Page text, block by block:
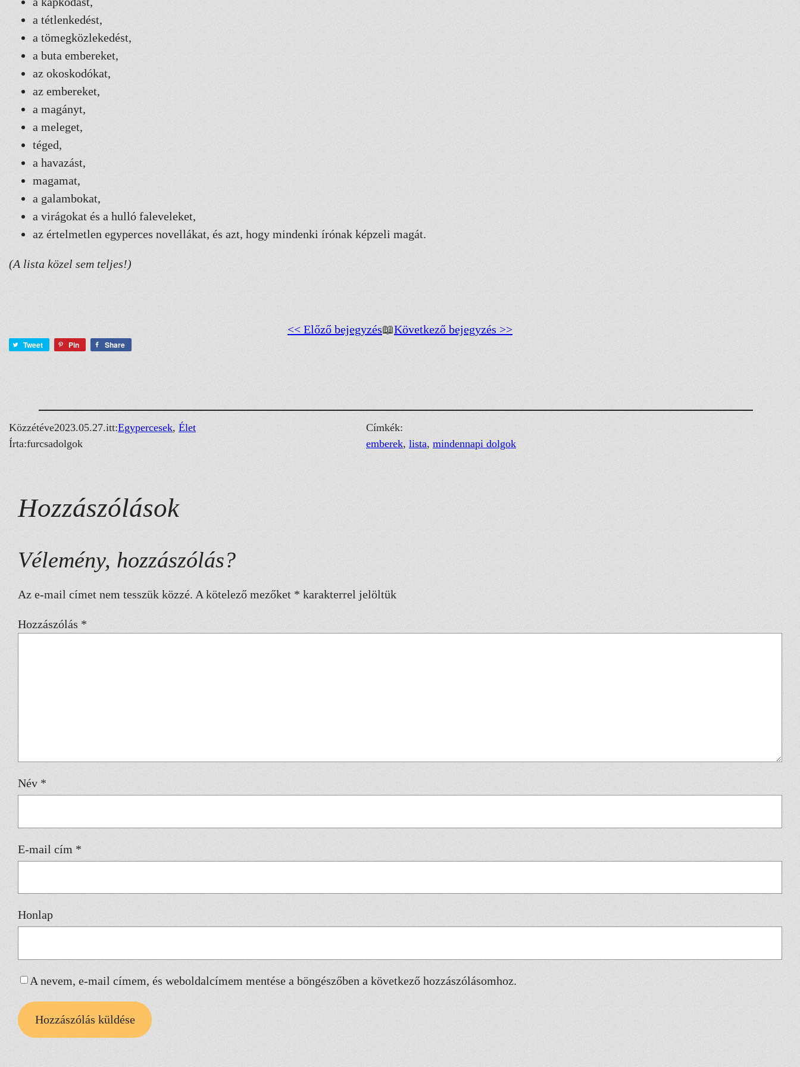
a tétlenkedést,
a tömegközlekedést,
a buta embereket,
az okoskodókat,
az embereket,
a magányt,
a meleget,
téged,
a havazást,
magamat,
a galambokat,
a virágokat és a hulló faleveleket,
az értelmetlen egyperces novellákat, és azt, hogy mindenki írónak képzeli magát.
(A lista közel sem teljes!)
<< Előző bejegyzés📖Következő bejegyzés >>
Tweet Pin Share
Közzétéve2023.05.27.itt:Egypercesek, Élet
Írta:furcsadolgok
Címkék:
emberek, lista, mindennapi dolgok
Hozzászólások
Vélemény, hozzászólás?
Az e-mail címet nem tesszük közzé. A kötelező mezőket * karakterrel jelöltük
Hozzászólás *
Név *
E-mail cím *
Honlap
A nevem, e-mail címem, és weboldalcímem mentése a böngészőben a következő hozzászólásomhoz.